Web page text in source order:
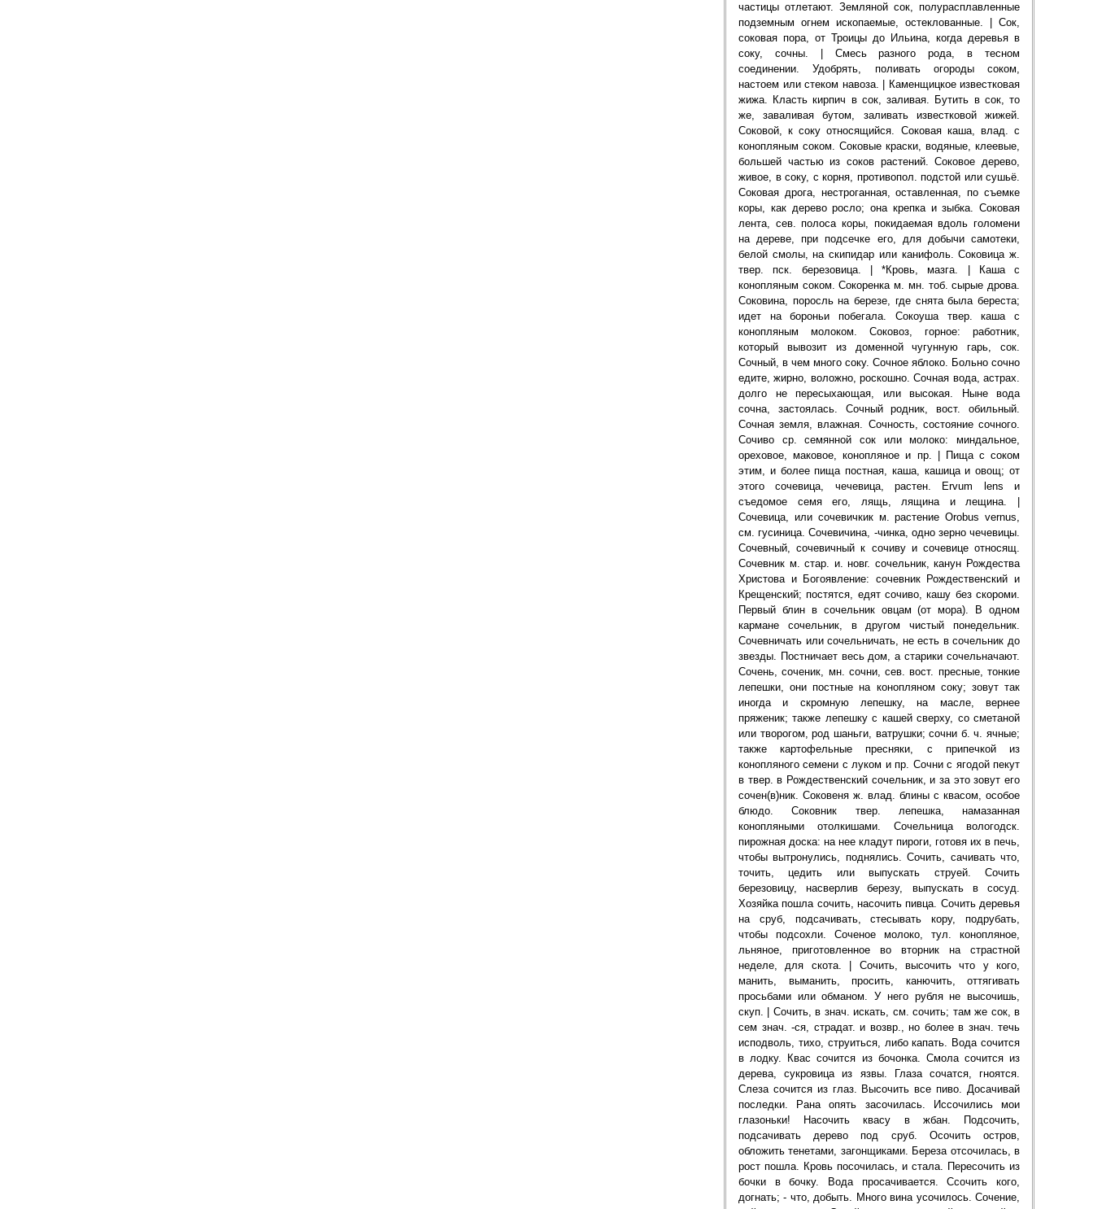
частицы отлетают. Земляной сок, полурасплавленные
подземным огнем ископаемые, остеклованные. | Сок,
соковая пора, от Троицы до Ильина, когда деревья в
соку, сочны. | Смесь разного рода, в тесном
соединении. Удобрять, поливать огороды соком,
настоем или стеком навоза. | Каменщицкое известковая
жижа. Класть кирпич в сок, заливая. Бутить в сок, то
же, заваливая бутом, заливать известковой жижей.
Соковой, к соку относящийся. Соковая каша, влад. с
конопляным соком. Соковые краски, водяные, клеевые,
большей частью из соков растений. Соковое дерево,
живое, в соку, с корня, противопол. подстой или сушьё.
Соковая дрога, нестроганная, оставленная, по съемке
коры, как дерево росло; она крепка и зыбка. Соковая
лента, сев. полоса коры, покидаемая вдоль голомени
на дереве, при подсечке его, для добычи самотеки,
белой смолы, на скипидар или канифоль. Соковица ж.
твер. пск. березовица. | *Кровь, мазга. | Каша с
конопляным соком. Сокоренка м. мн. тоб. сырые дрова.
Соковина, поросль на березе, где снята была береста;
идет на бороньи побегала. Сокоуша твер. каша с
конопляным молоком. Соковоз, горное: работник,
который вывозит из доменной чугунную гарь, сок.
Сочный, в чем много соку. Сочное яблоко. Больно сочно
едите, жирно, воложно, роскошно. Сочная вода, астрах.
долго не пересыхающая, или высокая. Ныне вода
сочна, застоялась. Сочный родник, вост. обильный.
Сочная земля, влажная. Сочность, состояние сочного.
Сочиво ср. семянной сок или молоко: миндальное,
ореховое, маковое, конопляное и пр. | Пища с соком
этим, и более пища постная, каша, кашица и овощ; от
этого сочевица, чечевица, растен. Еrvum lens и
съедомое семя его, лящь, лящина и лещина. |
Сочевица, или сочевичкик м. растение Оrobus vernus,
см. гусиница. Сочевичина, -чинка, одно зерно чечевицы.
Сочевный, сочевичный к сочиву и сочевице относящ.
Сочевник м. стар. и. новг. сочельник, канун Рождества
Христова и Богоявление: сочевник Рождественский и
Крещенский; постятся, едят сочиво, кашу без скороми.
Первый блин в сочельник овцам (от мора). В одном
кармане сочельник, в другом чистый понедельник.
Сочевничать или сочельничать, не есть в сочельник до
звезды. Постничает весь дом, а старики сочельначают.
Сочень, соченик, мн. сочни, сев. вост. пресные, тонкие
лепешки, они постные на конопляном соку; зовут так
иногда и скромную лепешку, на масле, вернее
пряженик; также лепешку с кашей сверху, со сметаной
или творогом, род шаньги, ватрушки; сочни б. ч. ячные;
также картофельные пресняки, с припечкой из
конопляного семени с луком и пр. Сочни с ягодой пекут
в твер. в Рождественский сочельник, и за это зовут его
сочен(в)ник. Соковеня ж. влад. блины с квасом, особое
блюдо. Соковник твер. лепешка, намазанная
конопляными отолкишами. Сочельница вологодск.
пирожная доска: на нее кладут пироги, готовя их в печь,
чтобы вытронулись, поднялись. Сочить, сачивать что,
точить, цедить или выпускать струей. Сочить
березовицу, насверлив березу, выпускать в сосуд.
Хозяйка пошла сочить, насочить пивца. Сочить деревья
на сруб, подсачивать, стесывать кору, подрубать,
чтобы подсохли. Соченое молоко, тул. конопляное,
льняное, приготовленное во вторник на страстной
неделе, для скота. | Сочить, высочить что у кого,
манить, выманить, просить, канючить, оттягивать
просьбами или обманом. У него рубля не высочишь,
скуп. | Сочить, в знач. искать, см. сочить; там же сок, в
сем знач. -ся, страдат. и возвр., но более в знач. течь
исподволь, тихо, струиться, либо капать. Вода сочится
в лодку. Квас сочится из бочонка. Смола сочится из
дерева, сукровица из язвы. Глаза сочатся, гноятся.
Слеза сочится из глаз. Высочить все пиво. Досачивай
последки. Рана опять засочилась. Иссочились мои
глазоньки! Насочить квасу в жбан. Подсочить,
подсачивать дерево под сруб. Осочить остров,
обложить тенетами, загонщиками. Береза отсочилась, в
рост пошла. Кровь посочилась, и стала. Пересочить из
бочки в бочку. Вода просачивается. Ссочить кого,
догнать; - что, добыть. Много вина усочилось. Сочение,